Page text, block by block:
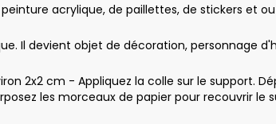
acrylique, de paillettes, de stickers et
Il devient objet de décoration, personnage
2x2 cm - Appliquez la colle sur le support.
les morceaux de papier pour recouvrir le